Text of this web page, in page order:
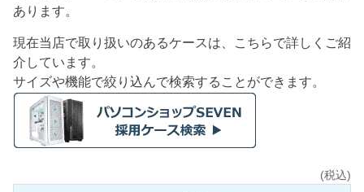
あります。
現在当店で取り扱いのあるケースは、こちらで詳しくご紹
介しています。
サイズや機能で絞り込んで検索することができます。
(税込)